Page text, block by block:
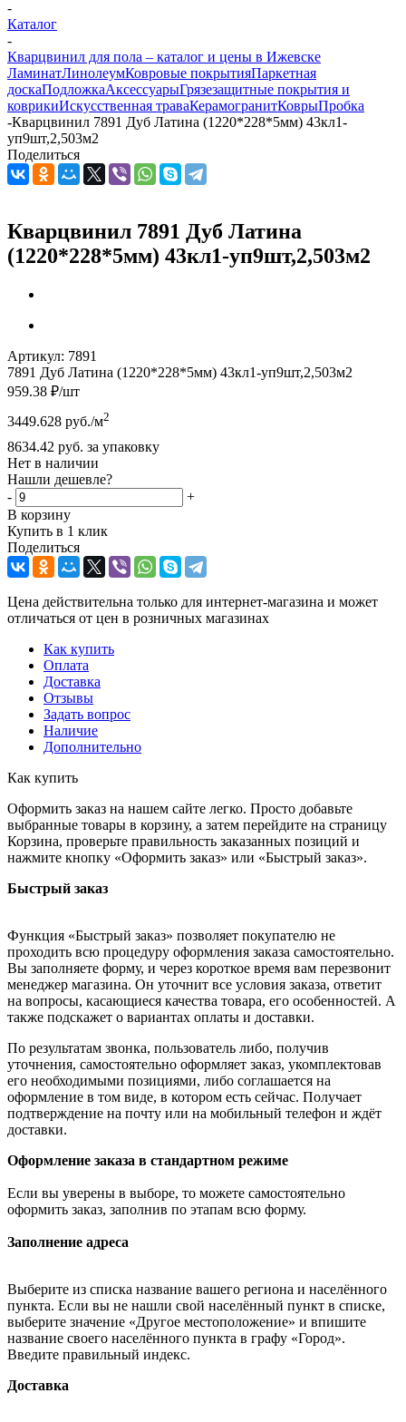
-
Каталог
-
Кварцвинил для пола – каталог и цены в Ижевске
ЛаминатЛинолеумКовровые покрытияПаркетная
доскаПодложкаАксессуарыГрязезащитные покрытия и
коврикиИскусственная траваКерамогранитКоврыПробка
-Кварцвинил 7891 Дуб Латина (1220*228*5мм) 43кл1-
уп9шт,2,503м2
Поделиться
Кварцвинил 7891 Дуб Латина
(1220*228*5мм) 43кл1-уп9шт,2,503м2
Артикул: 7891
7891 Дуб Латина (1220*228*5мм) 43кл1-уп9шт,2,503м2
959.38 ₽/шт
3449.628 руб./м2
8634.42 руб. за упаковку
Нет в наличии
Нашли дешевле?
-
+
В корзину
Купить в 1 клик
Поделиться
Цена действительна только для интернет-магазина и может
отличаться от цен в розничных магазинах
Как купить
Оплата
Доставка
Отзывы
Задать вопрос
Наличие
Дополнительно
Как купить
Оформить заказ на нашем сайте легко. Просто добавьте
выбранные товары в корзину, а затем перейдите на страницу
Корзина, проверьте правильность заказанных позиций и
нажмите кнопку «Оформить заказ» или «Быстрый заказ».
Быстрый заказ
Функция «Быстрый заказ» позволяет покупателю не
проходить всю процедуру оформления заказа самостоятельно.
Вы заполняете форму, и через короткое время вам перезвонит
менеджер магазина. Он уточнит все условия заказа, ответит
на вопросы, касающиеся качества товара, его особенностей. А
также подскажет о вариантах оплаты и доставки.
По результатам звонка, пользователь либо, получив
уточнения, самостоятельно оформляет заказ, укомплектовав
его необходимыми позициями, либо соглашается на
оформление в том виде, в котором есть сейчас. Получает
подтверждение на почту или на мобильный телефон и ждёт
доставки.
Оформление заказа в стандартном режиме
Если вы уверены в выборе, то можете самостоятельно
оформить заказ, заполнив по этапам всю форму.
Заполнение адреса
Выберите из списка название вашего региона и населённого
пункта. Если вы не нашли свой населённый пункт в списке,
выберите значение «Другое местоположение» и впишите
название своего населённого пункта в графу «Город».
Введите правильный индекс.
Доставка